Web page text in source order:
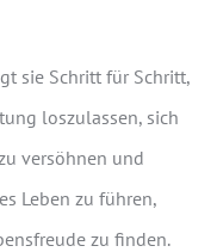
sie Schritt für Schritt,
loszulassen, sich
versöhnen und
Leben zu führen,
zu finden.